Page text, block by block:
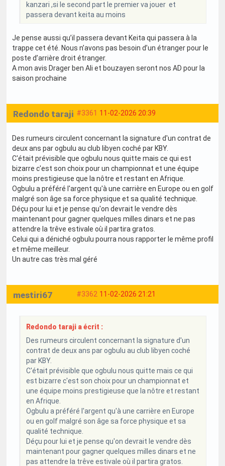
kanzari ,si le second part le premier va jouer et
passera devant keita au moins
Je pense aussi qu’il passera devant Keita qui passera à la
trappe cet été. Nous n’avons pas besoin d’un étranger pour le
poste d’arrière droit étranger.
A mon avis Drager ben Ali et bouzayen seront nos AD pour la
saison prochaine
#3361 11-02-2026 20:39
Redondo taraji
Des rumeurs circulent concernant la signature d'un contrat de
deux ans par ogbulu au club libyen coché par KBY.
C'était prévisible que ogbulu nous quitte mais ce qui est
bizarre c'est son choix pour un championnat et une équipe
moins prestigieuse que la nôtre et restant en Afrique.
Ogbulu a préféré l'argent qu'à une carrière en Europe ou en golf
malgré son âge sa force physique et sa qualité technique.
Déçu pour lui et je pense qu'on devrait le vendre dès
maintenant pour gagner quelques milles dinars et ne pas
attendre la trêve estivale où il partira gratos.
Celui qui a déniché ogbulu pourra nous rapporter le même profil
et même meilleur.
Un autre cas très mal géré
#3362 11-02-2026 21:21
mestiri67
Redondo taraji a écrit :
Des rumeurs circulent concernant la signature d'un
contrat de deux ans par ogbulu au club libyen coché
par KBY.
C'était prévisible que ogbulu nous quitte mais ce qui
est bizarre c'est son choix pour un championnat et
une équipe moins prestigieuse que la nôtre et restant
en Afrique.
Ogbulu a préféré l'argent qu'à une carrière en Europe
ou en golf malgré son âge sa force physique et sa
qualité technique.
Déçu pour lui et je pense qu'on devrait le vendre dès
maintenant pour gagner quelques milles dinars et ne
pas attendre la trêve estivale où il partira gratos.